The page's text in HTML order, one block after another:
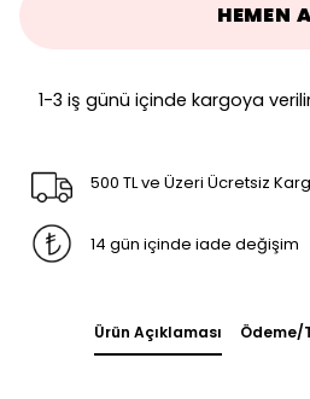
HEMEN
1-3 iş günü içinde kargoya
500 TL ve Üzeri Ücretsiz
14 gün içinde iade değişim
Ürün Açıklaması Ödeme/